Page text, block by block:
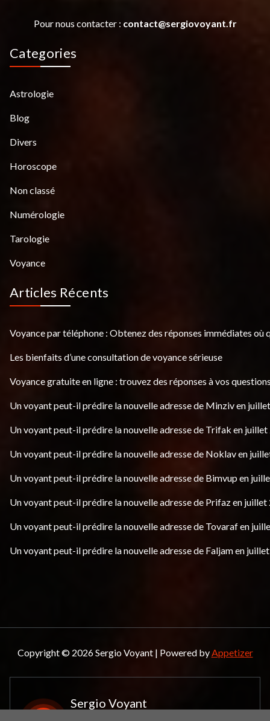
Pour nous contacter : contact@sergiovoyant.fr
Categories
Astrologie
Blog
Divers
Horoscope
Non classé
Numérologie
Tarologie
Voyance
Articles Récents
Voyance par téléphone : Obtenez des réponses immédiates où
Les bienfaits d’une consultation de voyance sérieuse
Voyance gratuite en ligne : trouvez des réponses à vos
Un voyant peut-il prédire la nouvelle adresse de Minziv en
Un voyant peut-il prédire la nouvelle adresse de Trifak en juillet
Un voyant peut-il prédire la nouvelle adresse de Noklav en
Un voyant peut-il prédire la nouvelle adresse de Bimvup en
Un voyant peut-il prédire la nouvelle adresse de Prifaz en juillet
Un voyant peut-il prédire la nouvelle adresse de Tovaraf en
Un voyant peut-il prédire la nouvelle adresse de Faljam en
Copyright © 2026 Sergio Voyant | Powered byAppetizer
Sergio Voyant